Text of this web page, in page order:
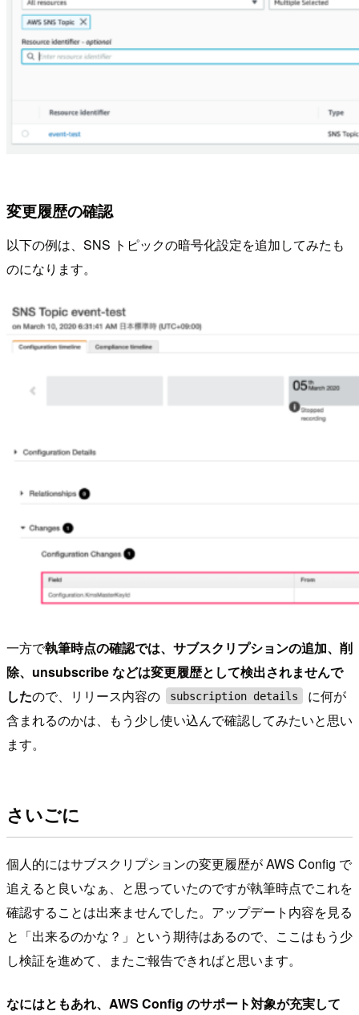
変更履歴の確認
以下の例は、SNS トピックの暗号化設定を追加してみたも
のになります。
一方で執筆時点の確認では、サブスクリプションの追加、削
除、unsubscribe などは変更履歴として検出されませんで
したので、リリース内容の subscription details
に何が
含まれるのかは、もう少し使い込んで確認してみたいと思い
ます。
さいごに
個人的にはサブスクリプションの変更履歴が AWS Config で
追えると良いなぁ、と思っていたのですが執筆時点でこれを
確認することは出来ませんでした。アップデート内容を見る
と「出来るのかな？」という期待はあるので、ここはもう少
し検証を進めて、またご報告できればと思います。
なにはともあれ、AWS Config のサポート対象が充実して